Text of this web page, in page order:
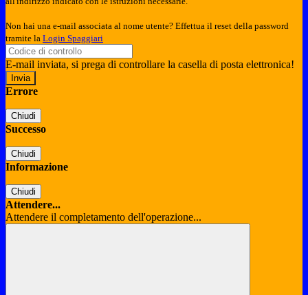
Non hai una e-mail associata al nome utente? Effettua il reset della password
tramite la Login Spaggiari
E-mail inviata, si prega di controllare la casella di posta elettronica!
Errore
Chiudi
Successo
Chiudi
Informazione
Chiudi
Attendere...
Attendere il completamento dell'operazione...